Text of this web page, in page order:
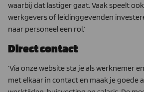
waarbij dat lastiger gaat. Vaak speelt
werkgevers of leidinggevenden
naar personeel een rol.’
Direct contact
‘Via onze website sta je als werknemer
met elkaar in contact en maak je goede